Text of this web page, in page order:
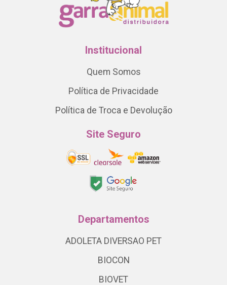
Institucional
Quem Somos
Política de Privacidade
Política de Troca e Devolução
Site Seguro
Departamentos
ADOLETA DIVERSAO PET
BIOCON
BIOVET